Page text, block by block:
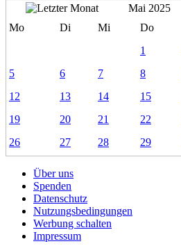
Mai 2025
Mo
Di Mi Do
1
5
6 7 8
12
13 14 15
19
20 21 22
26
27 28 29
Über uns
Spenden
Datenschutz
Nutzungsbedingungen
Werbung schalten
Impressum